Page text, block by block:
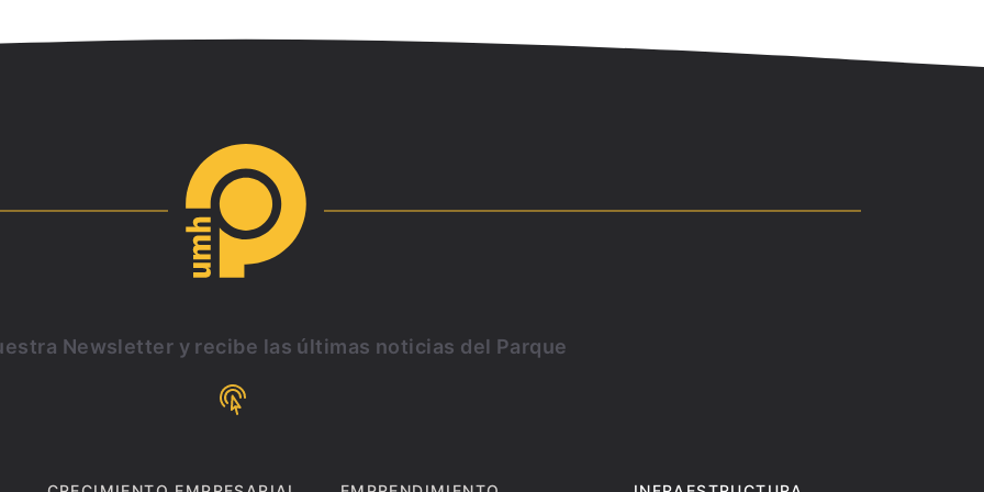
Newsletter y recibe las últimas noticias del Parque